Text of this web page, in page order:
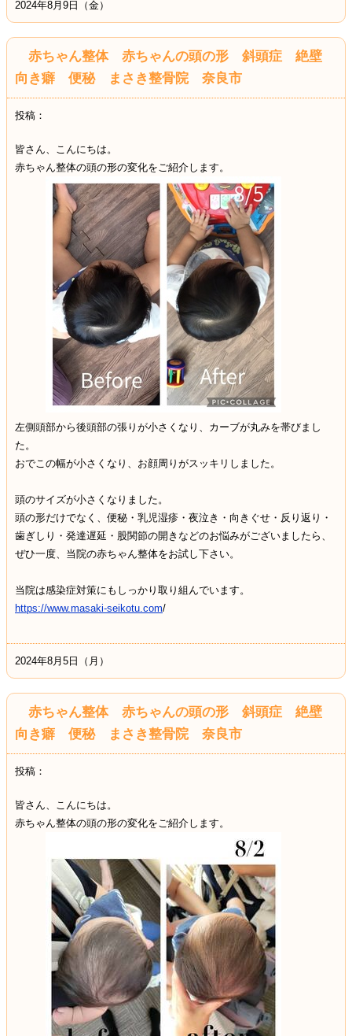
2024年8月9日（金）
赤ちゃん整体 赤ちゃんの頭の形 斜頭症 絶壁
向き癖 便秘 まさき整骨院 奈良市
投稿：
皆さん、こんにちは。
赤ちゃん整体の頭の形の変化をご紹介します。
左側頭部から後頭部の張りが小さくなり、カーブが丸みを帯びまし
た。
おでこの幅が小さくなり、お顔周りがスッキリしました。
頭のサイズが小さくなりました。
頭の形だけでなく、便秘・乳児湿疹・夜泣き・向きぐせ・反り返り・
歯ぎしり・発達遅延・股関節の開きなどのお悩みがございましたら、
ぜひ一度、当院の赤ちゃん整体をお試し下さい。
当院は感染症対策にもしっかり取り組んでいます。
https://www.masaki-seikotu.com/
2024年8月5日（月）
赤ちゃん整体 赤ちゃんの頭の形 斜頭症 絶壁
向き癖 便秘 まさき整骨院 奈良市
投稿：
皆さん、こんにちは。
赤ちゃん整体の頭の形の変化をご紹介します。